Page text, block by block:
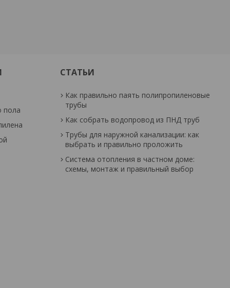
пола
СТАТЬИ
Как правильно паять полипропиленовые
трубы
Как собрать водопровод из ПНД труб
Трубы для наружной канализации: как
выбрать и правильно проложить
Система отопления в частном доме:
схемы, монтаж и правильный выбор